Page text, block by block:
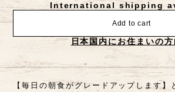
International shipping
Add to cart
日本国内にお住まいの方
【毎日の朝食がグレードアップします】